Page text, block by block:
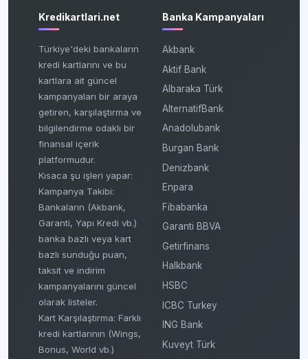
Kredikartlari.net
Türkiye'deki bankaların
kredi kartlarını ve bu
kartlara ait güncel
kampanyaları bir araya
getiren, karşılaştırma ve
bilgilendirme odaklı bir
finansal içerik
platformudur.
Kısaca şu işleri yapar:
Kampanya Takibi:
Bankaların (Akbank,
Garanti, Yapı Kredi vb.)
banka bazlı veya kart
bazlı sunduğu puan,
taksit ve indirim
kampanyalarını güncel
olarak listeler.
Kart Karşılaştırma: Farklı
kredi kartlarının (Wings,
Bonus, World vb.)
Banka Kampanyaları
Akbank
Aktif Bank
Albaraka Türk
AlternatifBank
Anadolubank
Burgan Bank
Denizbank
Enpara
Fibabanka
Garanti BBVA
Getirfinans
Halkbank
HSBC
ICBC Turkey
ING Bank
Kuveyt Türk